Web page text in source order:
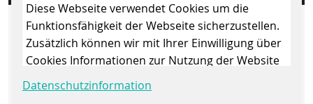
Diese Webseite verwendet Cookies um die
Funktionsfähigkeit der Webseite sicherzustellen.
Zusätzlich können wir mit Ihrer Einwilligung über
Cookies Informationen zur Nutzung der Website
sammeln, um die Webseite ständig zu
verbessern. Mit dem Klick auf den Button „Nur
Datenschutzinformation
SIQMA MARKEN-BROSCHÜRE
809 KB
DOWNLOAD